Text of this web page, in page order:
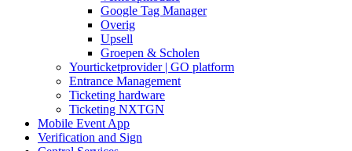
Google Tag Manager
Overig
Upsell
Groepen & Scholen
Yourticketprovider | GO platform
Entrance Management
Ticketing hardware
Ticketing NXTGN
Mobile Event App
Verification and Sign